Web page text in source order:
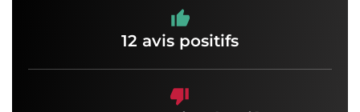
12 avis positifs